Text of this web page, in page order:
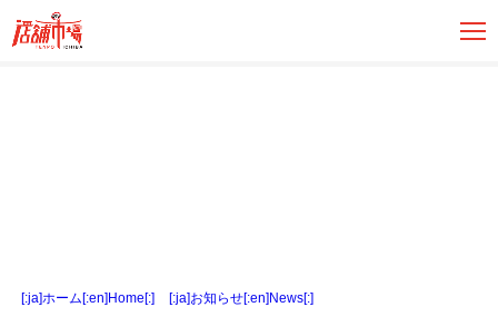
[:ja]ホーム[:en]Home[:] [:ja]お知らせ[:en]News[:]